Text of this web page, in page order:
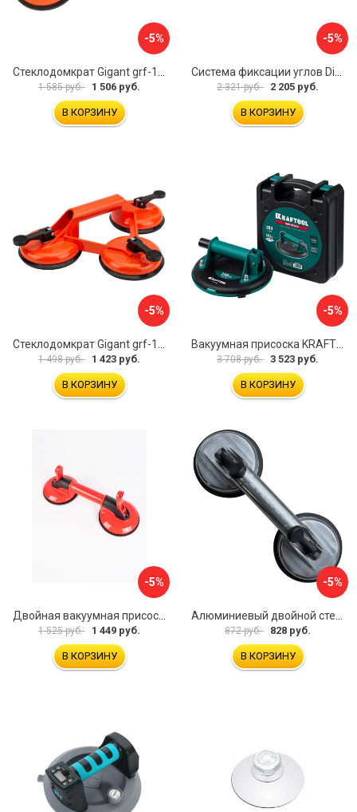
-5%
1 585 руб. 1 506 руб.
В КОРЗИНУ
-5%
2 321 руб. 2 205 руб.
В КОРЗИНУ
-5%
1 498 руб. 1 423 руб.
В КОРЗИНУ
-5%
3 708 руб. 3 523 руб.
В КОРЗИНУ
-5%
Двойная вакуумная присоска ARMA P620
1 525 руб. 1 449 руб.
В КОРЗИНУ
-5%
Алюминиевый двойной стеклодомкрат УправДом 4100002750
872 руб. 828 руб.
В КОРЗИНУ